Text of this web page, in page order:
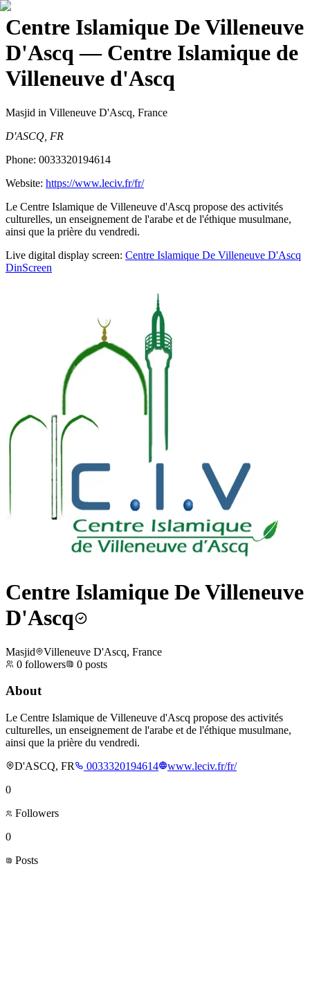
Centre Islamique De Villeneuve
D'Ascq — Centre Islamique de
Villeneuve d'Ascq
Masjid in Villeneuve D'Ascq, France
D'ASCQ, FR
Phone: 0033320194614
Website: https://www.leciv.fr/fr/
Le Centre Islamique de Villeneuve d'Ascq propose des activités
culturelles, un enseignement de l'arabe et de l'éthique musulmane,
ainsi que la prière du vendredi.
Live digital display screen: Centre Islamique De Villeneuve D'Ascq
DinScreen
Centre Islamique De Villeneuve
D'Ascq
Masjid
Villeneuve D'Ascq, France
0 followers 0 posts
About
Le Centre Islamique de Villeneuve d'Ascq propose des activités
culturelles, un enseignement de l'arabe et de l'éthique musulmane,
ainsi que la prière du vendredi.
D'ASCQ, FR
0033320194614
www.leciv.fr/fr/
0
Followers
0
Posts